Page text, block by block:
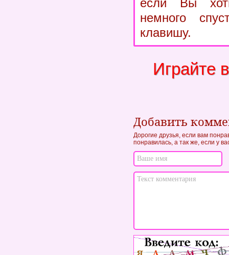
немного
клавишу.
Играйте
Добавить
Дорогие друзья, если вам
понравилась, а так же, если у